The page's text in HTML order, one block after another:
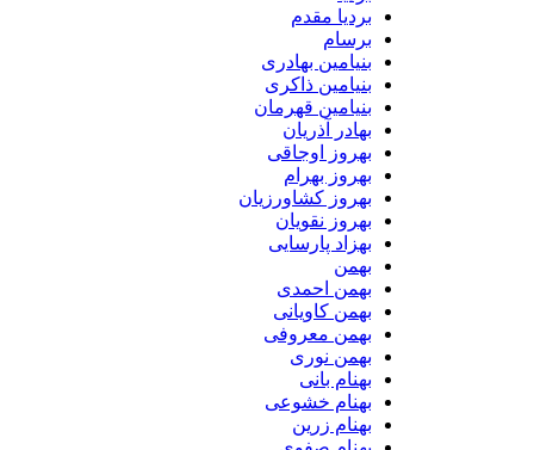
بردیا مقدم
برسام
بنیامین بهادری
بنیامین ذاکری
بنیامین قهرمان
بهادر آذریان
بهروز اوجاقی
بهروز بهرام
بهروز کشاورزیان
بهروز نقویان
بهزاد پارسایی
بهمن
بهمن احمدی
بهمن کاویانی
بهمن معروفی
بهمن نوری
بهنام بانی
بهنام خشوعی
بهنام زرین